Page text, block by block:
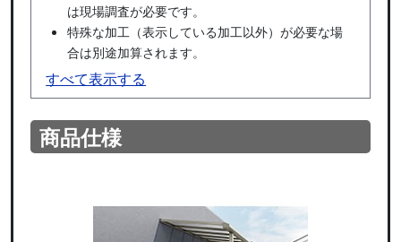
は現場調査が必要です。
特殊な加工（表示している加工以外）が必要な場
合は別途加算されます。
すべて表示する
商品仕様